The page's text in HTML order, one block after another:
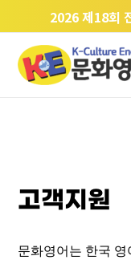
2026 제18회
미국 유학 중
고객지원
문화영어는 한국 영